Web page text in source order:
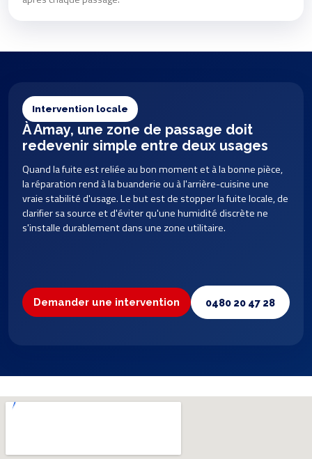
Intervention locale
À Amay, une zone de passage doit
redevenir simple entre deux usages
Quand la fuite est reliée au bon moment et à la bonne pièce,
la réparation rend à la buanderie ou à l'arrière-cuisine une
vraie stabilité d'usage. Le but est de stopper la fuite locale, de
clarifier sa source et d'éviter qu'une humidité discrète ne
s'installe durablement dans une zone utilitaire.
Demander une intervention 0480 20 47 28